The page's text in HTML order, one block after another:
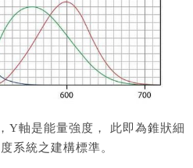
Y軸是能量強度， 此即為錐狀細
系統之建構標準。